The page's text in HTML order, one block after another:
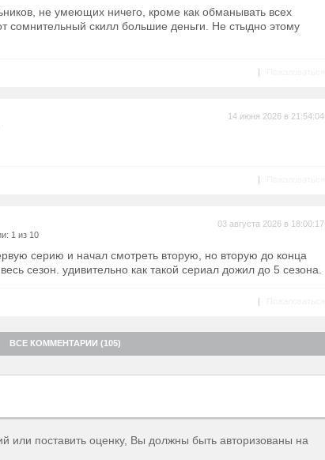
не умеющих ничего, кроме как обманывать всех
сомнительный скилл большие деньги. Не стыдно этому
|
14 июня 2026 в 21:54:04
|
1 из 10
03 августа 2026 в 18:00:17
серию и начал смотреть вторую, но вторую до конца
сезон. удивительно как такой сериал дожил до 5 сезона.
|
ВСЕ КОММЕНТАРИИ (105)
или поставить оценку, Вы должны быть авторизованы на